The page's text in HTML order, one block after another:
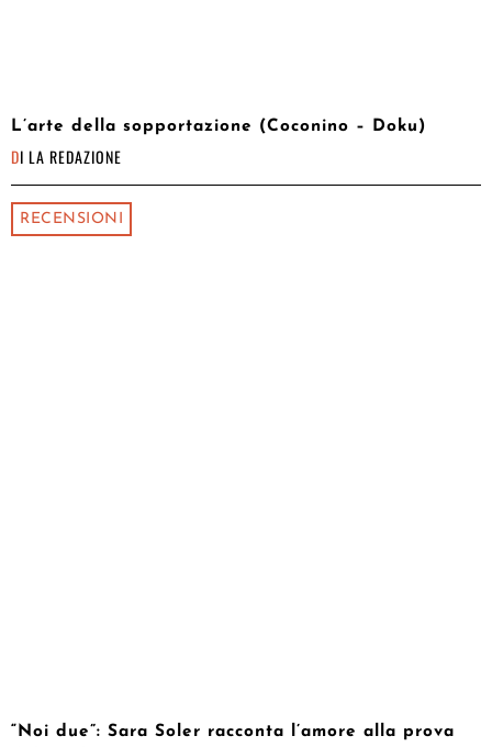
L’arte della sopportazione (Coconino – Doku)
DI LA REDAZIONE
RECENSIONI
“Noi due”: Sara Soler racconta l’amore alla prova